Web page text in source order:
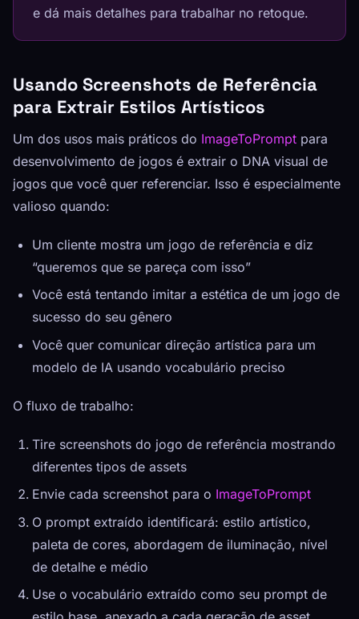
e dá mais detalhes para trabalhar no retoque.
Usando Screenshots de Referência
para Extrair Estilos Artísticos
Um dos usos mais práticos do ImageToPrompt para
desenvolvimento de jogos é extrair o DNA visual de
jogos que você quer referenciar. Isso é especialmente
valioso quando:
Um cliente mostra um jogo de referência e diz
“queremos que se pareça com isso”
Você está tentando imitar a estética de um jogo de
sucesso do seu gênero
Você quer comunicar direção artística para um
modelo de IA usando vocabulário preciso
O fluxo de trabalho:
Tire screenshots do jogo de referência mostrando
diferentes tipos de assets
Envie cada screenshot para o ImageToPrompt
O prompt extraído identificará: estilo artístico,
paleta de cores, abordagem de iluminação, nível
de detalhe e médio
Use o vocabulário extraído como seu prompt de